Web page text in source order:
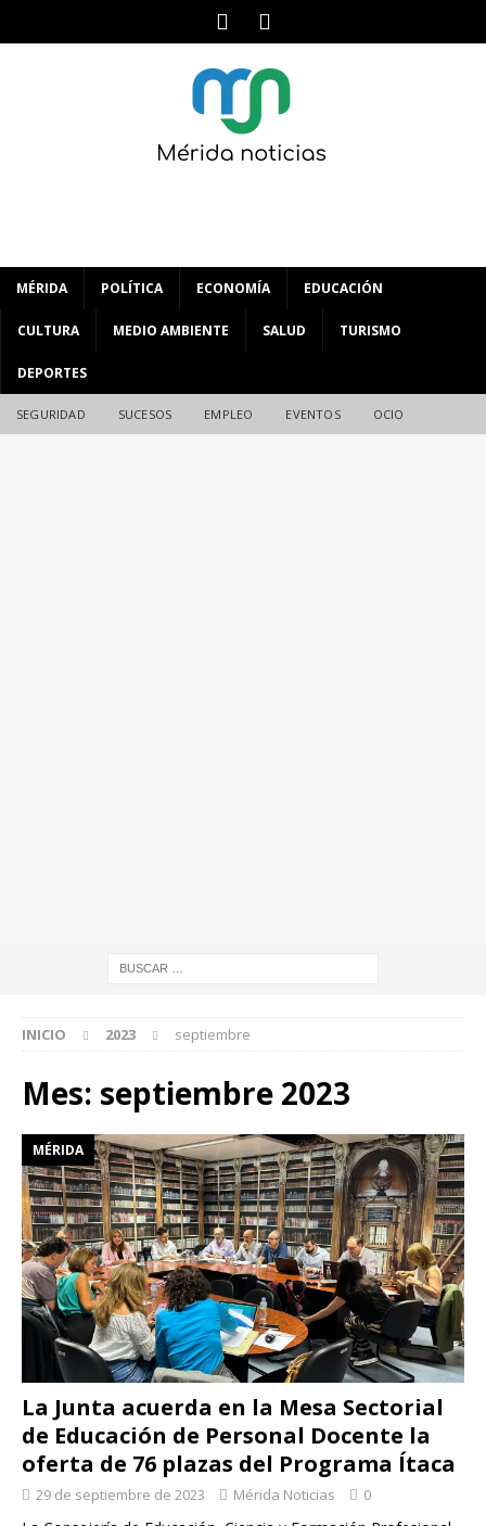
MÉRIDA POLÍTICA ECONOMÍA EDUCACIÓN
CULTURA MEDIO AMBIENTE SALUD TURISMO
DEPORTES
SEGURIDAD SUCESOS EMPLEO EVENTOS OCIO
INICIO 2023 septiembre
Mes: septiembre 2023
MÉRIDA
La Junta acuerda en la Mesa Sectorial
de Educación de Personal Docente la
oferta de 76 plazas del Programa Ítaca
29 de septiembre de 2023 Mérida Noticias 0